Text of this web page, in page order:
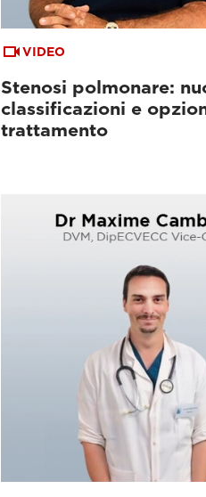
VIDEO
Stenosi polmonare:
classificazioni e
trattamento